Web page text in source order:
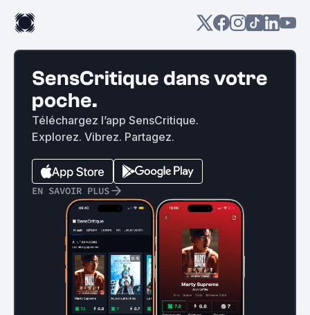
SensCritique dans votre
poche.
Téléchargez l’app SensCritique.
Explorez. Vibrez. Partagez.
EN SAVOIR PLUS